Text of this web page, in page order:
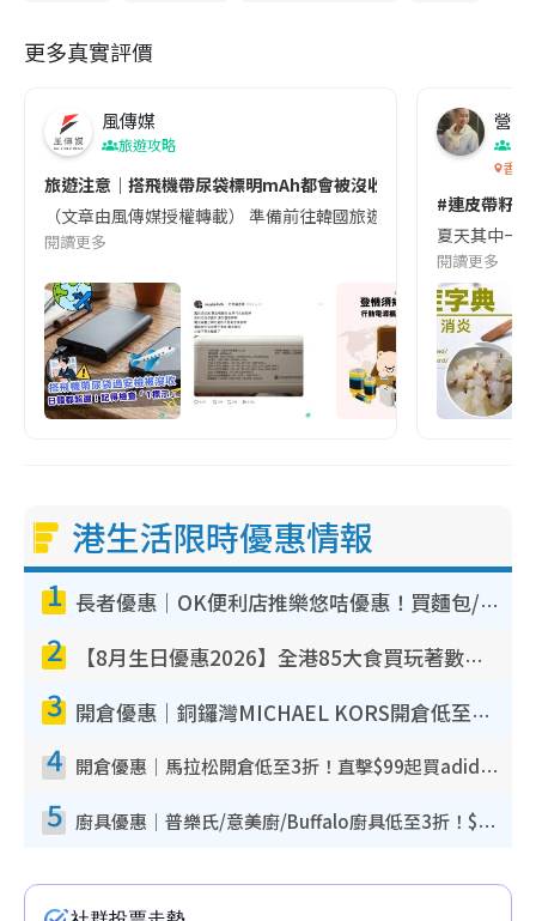
更多真實評價
風傳媒
旅遊攻略
旅遊注意｜搭飛機帶尿袋標明mAh都會被沒收😱出發前切記檢查
（文章由風傳媒授權轉載） 準備前往韓國旅遊的民眾，近期要
閱讀更多
營養
香港
#連皮帶籽
夏天其中一
閱讀更多
港生活限時優惠情報
1 長者優惠｜OK便利店推樂悠咭優惠！買麵包/牛奶/保健品拍卡即減
2 【8月生日優惠2026】全港85大食買玩著數攻略 自助餐/火鍋放題同行免費＋誠品/DONKI送現金券
3 開倉優惠｜銅鑼灣MICHAEL KORS開倉低至17折！直擊$500起買手袋/銀包/鞋款 必買經典Jet Set系列
4 開倉優惠｜馬拉松開倉低至3折！直擊$99起買adidas／New Balance／Puma鞋款 STANLEY保溫杯劈價至$119起
5 廚具優惠｜普樂氏/意美廚/Buffalo廚具低至3折！$89起買煎鍋／炒鑊／個人鍋 同場小家電激減至$99起